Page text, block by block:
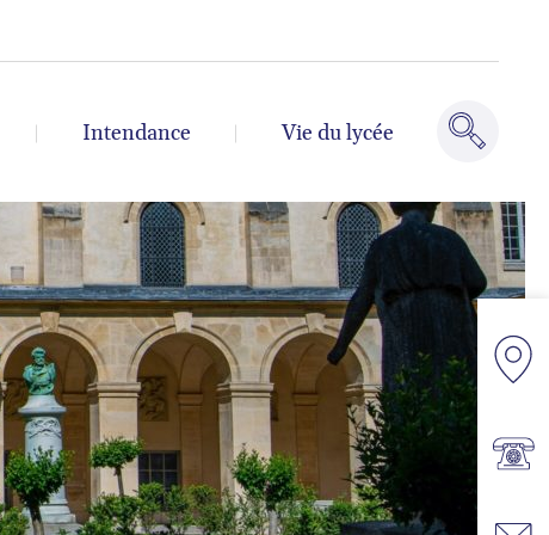
Vie du lycée
Intendance